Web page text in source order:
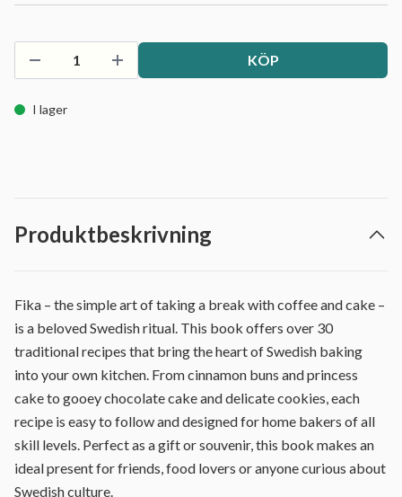
KÖP
I lager
Produktbeskrivning
Fika – the simple art of taking a break with coffee and cake –
is a beloved Swedish ritual. This book offers over 30
traditional recipes that bring the heart of Swedish baking
into your own kitchen. From cinnamon buns and princess
cake to gooey chocolate cake and delicate cookies, each
recipe is easy to follow and designed for home bakers of all
skill levels. Perfect as a gift or souvenir, this book makes an
ideal present for friends, food lovers or anyone curious about
Swedish culture.